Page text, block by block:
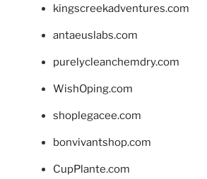
kingscreekadventures.com
antaeuslabs.com
purelycleanchemdry.com
WishOping.com
shoplegacee.com
bonvivantshop.com
CupPlante.com